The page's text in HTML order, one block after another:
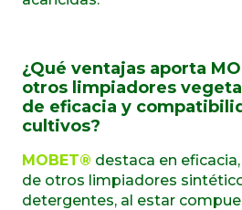
¿Qué ventajas aporta
otros limpiadores
de eficacia y
cultivos?
MOBET® destaca en
de otros limpiadores
detergentes, al estar